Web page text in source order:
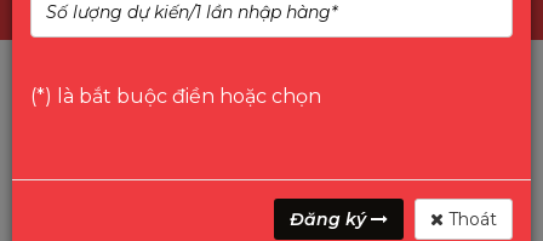
Mr Gon
Trưởng P.Bảo Hành
(*) là bắt buộc điền hoặc chọn
Đăng ký Thoát